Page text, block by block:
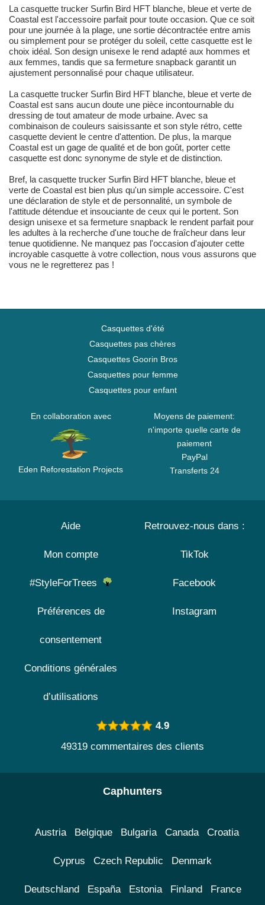
La casquette trucker Surfin Bird HFT blanche, bleue et verte de
Coastal est l'accessoire parfait pour toute occasion. Que ce soit
pour une journée à la plage, une sortie décontractée entre amis
ou simplement pour se protéger du soleil, cette casquette est le
choix idéal. Son design unisexe le rend adapté aux hommes et
aux femmes, tandis que sa fermeture snapback garantit un
ajustement personnalisé pour chaque utilisateur.
La casquette trucker Surfin Bird HFT blanche, bleue et verte de
Coastal est sans aucun doute une pièce incontournable du
dressing de tout amateur de mode urbaine. Avec sa
combinaison de couleurs saisissante et son style rétro, cette
casquette devient le centre d'attention. De plus, la marque
Coastal est un gage de qualité et de bon goût, porter cette
casquette est donc synonyme de style et de distinction.
Bref, la casquette trucker Surfin Bird HFT blanche, bleue et
verte de Coastal est bien plus qu'un simple accessoire. C'est
une déclaration de style et de personnalité, un symbole de
l'attitude détendue et insouciante de ceux qui le portent. Son
design unisexe et sa fermeture snapback le rendent parfait pour
les adultes à la recherche d'une touche de fraîcheur dans leur
tenue quotidienne. Ne manquez pas l'occasion d'ajouter cette
incroyable casquette à votre collection, nous vous assurons que
vous ne le regretterez pas !
Casquettes d'été
Casquettes pas chères
Casquettes Goorin Bros
Casquettes pour femme
Casquettes pour enfant
En collaboration avec
Eden Reforestation Projects
Moyens de paiement:
n'importe quelle carte de
paiement
PayPal
Transferts 24
Aide
Mon compte
#StyleForTrees
Préférences de
consentement
Conditions générales
d’utilisations
Retrouvez-nous dans :
TikTok
Facebook
Instagram
4.9
49319 commentaires des clients
Caphunters
Austria Belgique Bulgaria Canada Croatia
Cyprus Czech Republic Denmark
Deutschland España Estonia Finland France